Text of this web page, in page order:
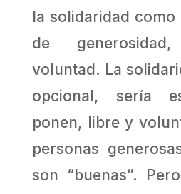
la solidaridad
de
voluntad. La
opcional, sería
ponen, libre y
personas
son “buenas”.